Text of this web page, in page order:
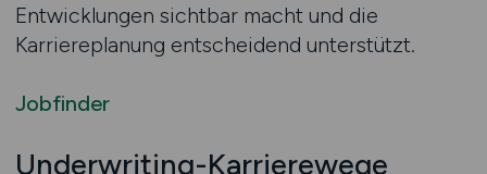
Entwicklungen sichtbar macht und die
Karriereplanung entscheidend unterstützt.
Jobfinder
Underwriting-Karrierewege